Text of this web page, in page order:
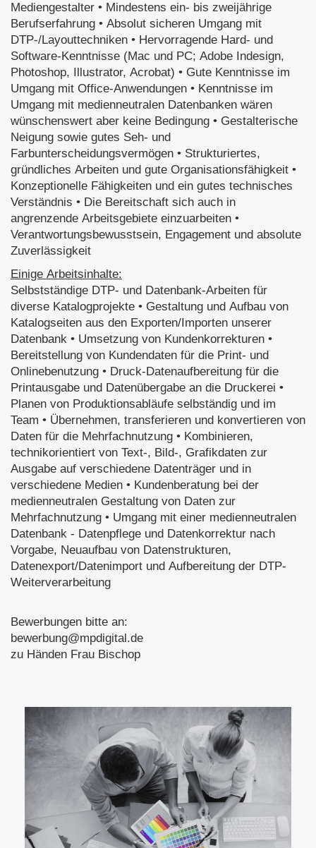
Mediengestalter • Mindestens ein- bis zweijährige
Berufserfahrung • Absolut sicheren Umgang mit
DTP-/Layouttechniken • Hervorragende Hard- und
Software-Kenntnisse (Mac und PC; Adobe Indesign,
Photoshop, Illustrator, Acrobat) • Gute Kenntnisse im
Umgang mit Office-Anwendungen • Kenntnisse im
Umgang mit medienneutralen Datenbanken wären
wünschenswert aber keine Bedingung • Gestalterische
Neigung sowie gutes Seh- und
Farbunterscheidungsvermögen • Strukturiertes,
gründliches Arbeiten und gute Organisationsfähigkeit •
Konzeptionelle Fähigkeiten und ein gutes technisches
Verständnis • Die Bereitschaft sich auch in
angrenzende Arbeitsgebiete einzuarbeiten •
Verantwortungsbewusstsein, Engagement und absolute
Zuverlässigkeit
Einige Arbeitsinhalte:
Selbstständige DTP- und Datenbank-Arbeiten für
diverse Katalogprojekte • Gestaltung und Aufbau von
Katalogseiten aus den Exporten/Importen unserer
Datenbank • Umsetzung von Kundenkorrekturen •
Bereitstellung von Kundendaten für die Print- und
Onlinebenutzung • Druck-Datenaufbereitung für die
Printausgabe und Datenübergabe an die Druckerei •
Planen von Produktionsabläufe selbständig und im
Team • Übernehmen, transferieren und konvertieren von
Daten für die Mehrfachnutzung • Kombinieren,
technikorientiert von Text-, Bild-, Grafikdaten zur
Ausgabe auf verschiedene Datenträger und in
verschiedene Medien • Kundenberatung bei der
medienneutralen Gestaltung von Daten zur
Mehrfachnutzung • Umgang mit einer medienneutralen
Datenbank - Datenpflege und Datenkorrektur nach
Vorgabe, Neuaufbau von Datenstrukturen,
Datenexport/Datenimport und Aufbereitung der DTP-
Weiterverarbeitung
Bewerbungen bitte an:
bewerbung@mpdigital.de
zu Händen Frau Bischop